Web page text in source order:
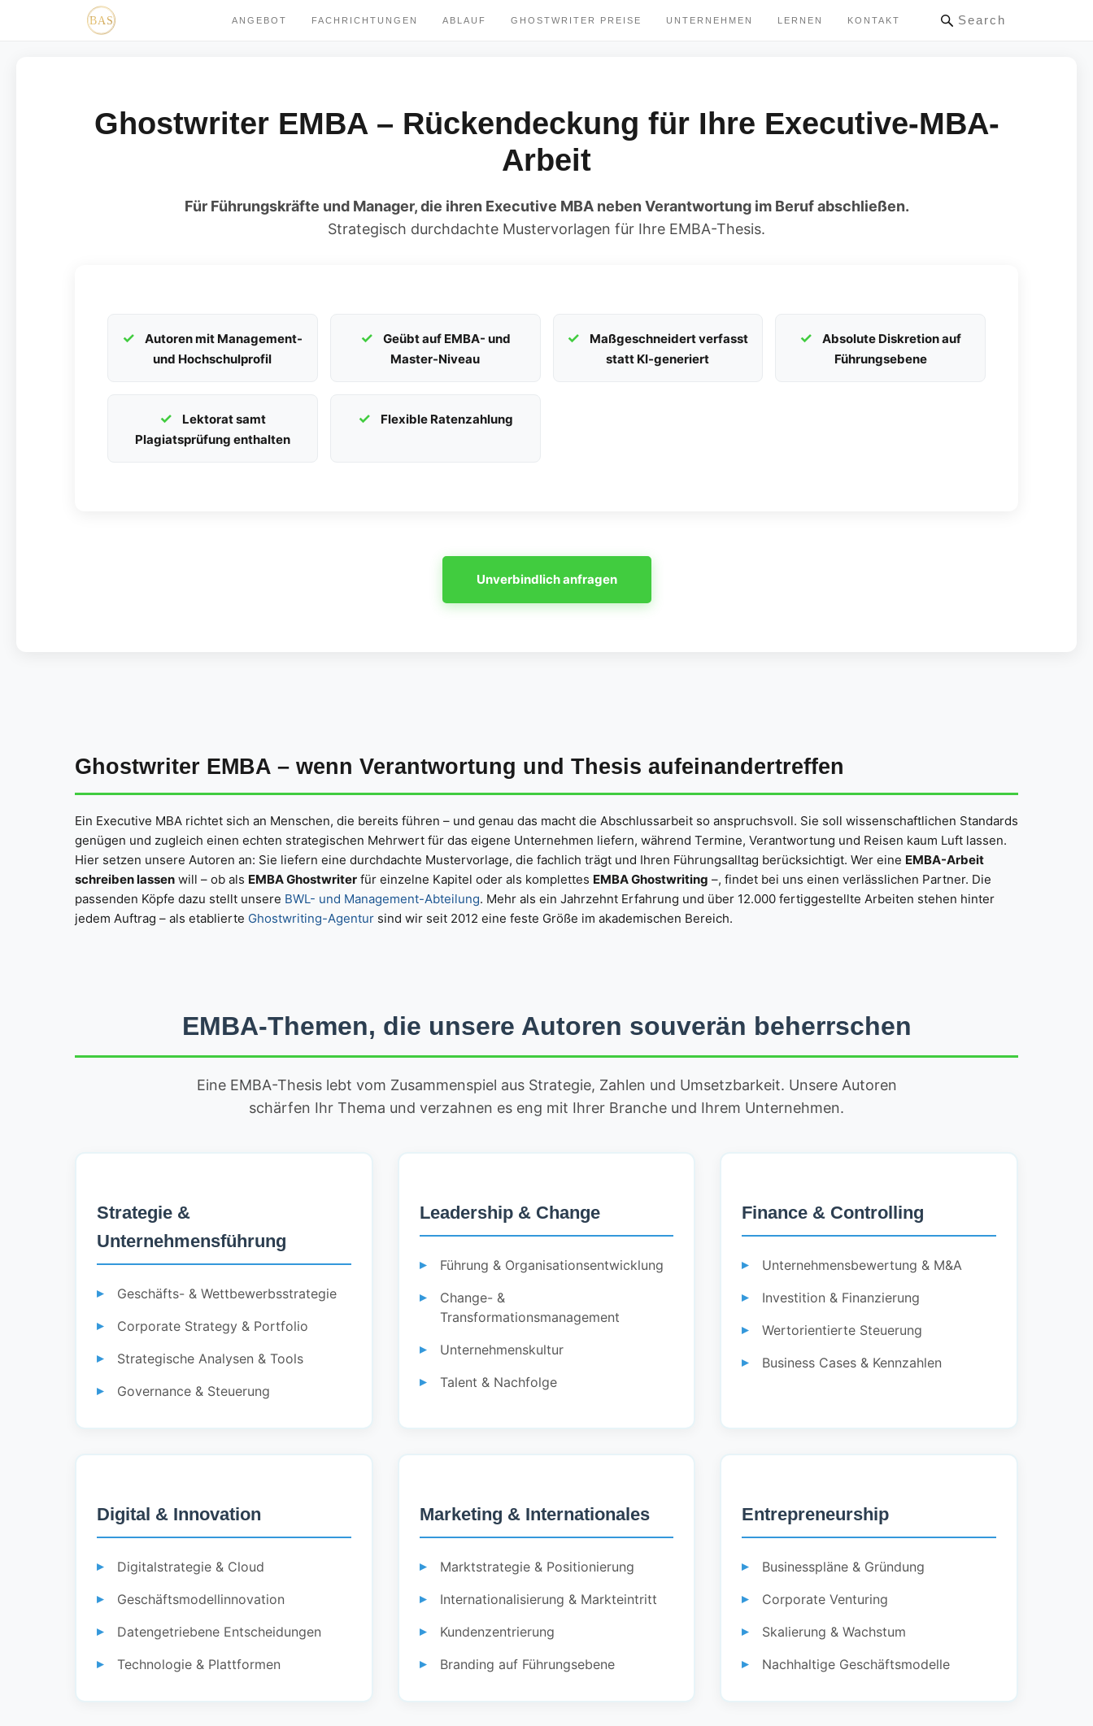
ANGEBOT FACHRICHTUNGEN ABLAUF GHOSTWRITER PREISE UNTERNEHMEN LERNEN KONTAKT Search
Ghostwriter EMBA – Rückendeckung für Ihre Executive-MBA-
Arbeit
Für Führungskräfte und Manager, die ihren Executive MBA neben Verantwortung im Beruf abschließen.
Strategisch durchdachte Mustervorlagen für Ihre EMBA-Thesis.
Autoren mit Management-
und Hochschulprofil
Geübt auf EMBA- und
Master-Niveau
Maßgeschneidert verfasst
statt KI-generiert
Absolute Diskretion auf
Führungsebene
Lektorat samt
Plagiatsprüfung enthalten
Flexible Ratenzahlung
Unverbindlich anfragen
Ghostwriter EMBA – wenn Verantwortung und Thesis aufeinandertreffen
Ein Executive MBA richtet sich an Menschen, die bereits führen – und genau das macht die Abschlussarbeit so anspruchsvoll. Sie soll wissenschaftlichen Standards
genügen und zugleich einen echten strategischen Mehrwert für das eigene Unternehmen liefern, während Termine, Verantwortung und Reisen kaum Luft lassen.
Hier setzen unsere Autoren an: Sie liefern eine durchdachte Mustervorlage, die fachlich trägt und Ihren Führungsalltag berücksichtigt. Wer eine EMBA-Arbeit
schreiben lassen will – ob als EMBA Ghostwriter für einzelne Kapitel oder als komplettes EMBA Ghostwriting –, findet bei uns einen verlässlichen Partner. Die
passenden Köpfe dazu stellt unsere BWL- und Management-Abteilung. Mehr als ein Jahrzehnt Erfahrung und über 12.000 fertiggestellte Arbeiten stehen hinter
jedem Auftrag – als etablierte Ghostwriting-Agentur sind wir seit 2012 eine feste Größe im akademischen Bereich.
EMBA-Themen, die unsere Autoren souverän beherrschen
Eine EMBA-Thesis lebt vom Zusammenspiel aus Strategie, Zahlen und Umsetzbarkeit. Unsere Autoren
schärfen Ihr Thema und verzahnen es eng mit Ihrer Branche und Ihrem Unternehmen.
Strategie &
Unternehmensführung
Geschäfts- & Wettbewerbsstrategie
Corporate Strategy & Portfolio
Strategische Analysen & Tools
Governance & Steuerung
Leadership & Change
Führung & Organisationsentwicklung
Change- &
Transformationsmanagement
Unternehmenskultur
Talent & Nachfolge
Finance & Controlling
Unternehmensbewertung & M&A
Investition & Finanzierung
Wertorientierte Steuerung
Business Cases & Kennzahlen
Digital & Innovation
Digitalstrategie & Cloud
Geschäftsmodellinnovation
Datengetriebene Entscheidungen
Technologie & Plattformen
Marketing & Internationales
Marktstrategie & Positionierung
Internationalisierung & Markteintritt
Kundenzentrierung
Branding auf Führungsebene
Entrepreneurship
Businesspläne & Gründung
Corporate Venturing
Skalierung & Wachstum
Nachhaltige Geschäftsmodelle